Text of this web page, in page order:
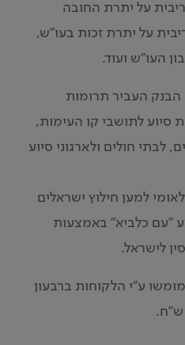
על יתרת החובה
על יתרת זכות בעו"ש,
העו"ש ועוד.
העביר תרומות
סיוע לתושבי קו העימות,
לבתי חולים ולארגוני סיוע
למען חילוץ ישראלים
"עם כלביא" באמצעות
לישראל.
ע"י הלקוחות ברבעון